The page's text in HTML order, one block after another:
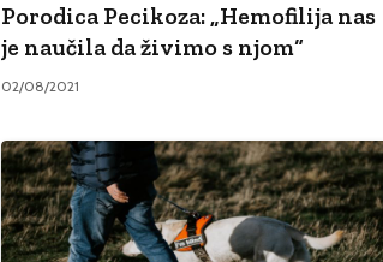
Porodica Pecikoza: „Hemofilija nas
je naučila da živimo s njom“
02/08/2021